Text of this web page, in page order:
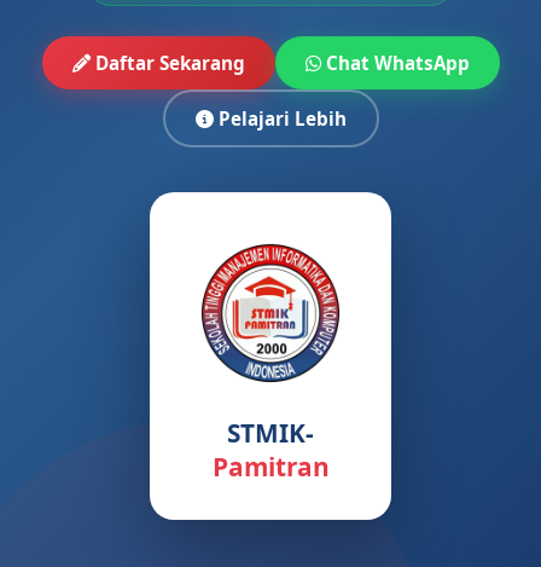
Daftar Sekarang Chat WhatsApp
Pelajari Lebih
STMIK-
Pamitran